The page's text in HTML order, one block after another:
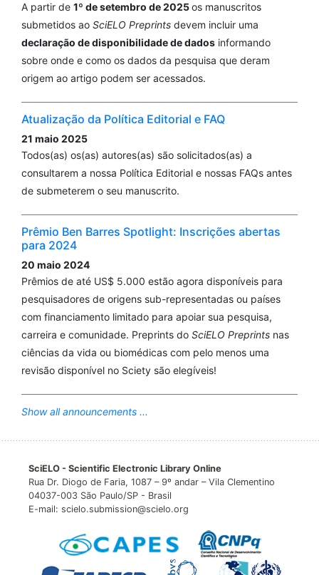
A partir de 1º de setembro de 2025os manuscritos
submetidos ao SciELO Preprints devem incluir uma
declaração de disponibilidade de dados informando
sobre onde e como os dados da pesquisa que deram
origem ao artigo podem ser acessados.
Atualização da Política Editorial e FAQ
21 maio 2025
Todos(as) os(as) autores(as) são solicitados(as) a
consultarem a nossa Política Editorial e nossas FAQs antes
de submeterem o seu manuscrito.
Prêmio Ben Barres Spotlight: Inscrições abertas
para 2024
20 maio 2024
Prêmios de até US$ 5.000 estão agora disponíveis para
pesquisadores de origens sub-representadas ou países
com financiamento limitado para apoiar sua pesquisa,
carreira e comunidade. Preprints do SciELO Preprints nas
ciências da vida ou biomédicas com pelo menos uma
revisão disponível no Sciety são elegíveis!
Show all announcements ...
SciELO - Scientific Electronic Library Online
Rua Dr. Diogo de Faria, 1087 – 9º andar – Vila Clementino
04037-003 São Paulo/SP - Brasil
E-mail: scielo.submission@scielo.org